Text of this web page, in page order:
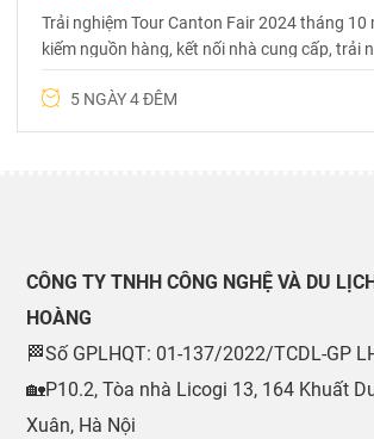
Trải nghiệm Tour Canton Fair 2024 tháng 10
kiếm nguồn hàng, kết nối nhà cung cấp, trải
5 NGÀY 4 ĐÊM
CÔNG TY TNHH CÔNG NGHỆ VÀ DU
HOÀNG
🏁Số GPLHQT: 01-137/2022/TCDL-GP
🏡P10.2, Tòa nhà Licogi 13, 164 Khuất
Xuân, Hà Nội